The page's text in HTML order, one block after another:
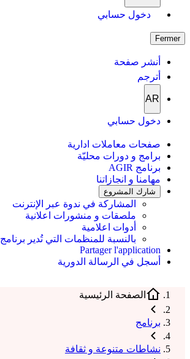
دخول حسابي
Fermer
أنشر صفحة
أترجم
AR
دخول حسابي
صفحات معاملات ادارية
برامج و دورات محليّة
برنامج AGIR
مهامنا و انجازاتنا
شارك المشروع
المشاركة في ندوة عبر الإنترنت
ملصقات و منشورات اعلانية
أدوات اعلامية
بالنسبة للمنظمات التي تُدير برنامج AGIR
Partager l'application
أسجل في الرسالة الدورية
الصفحة الرئيسية
برنامج
نشاطات متنوعة و ثقافة